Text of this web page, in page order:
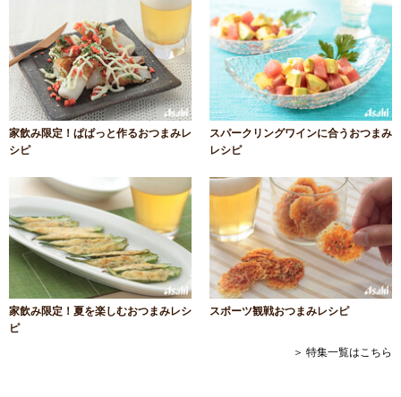
家飲み限定！ぱぱっと作るおつまみレ
シピ
スパークリングワインに合うおつまみ
レシピ
家飲み限定！夏を楽しむおつまみレシ
ピ
スポーツ観戦おつまみレシピ
＞ 特集一覧はこちら